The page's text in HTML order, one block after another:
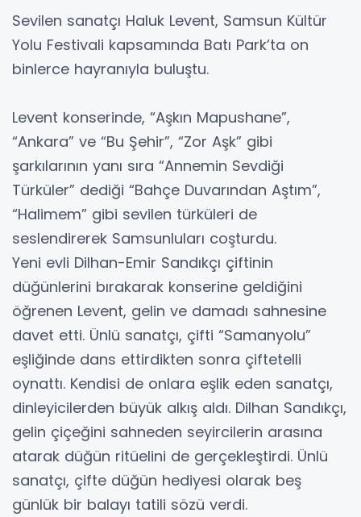
Sevilen sanatçı Haluk Levent, Samsun Kültür
Yolu Festivali kapsamında Batı Park’ta on
binlerce hayranıyla buluştu.
Levent konserinde, “Aşkın Mapushane”,
“Ankara” ve “Bu Şehir”, “Zor Aşk” gibi
şarkılarının yanı sıra “Annemin Sevdiği
Türküler” dediği “Bahçe Duvarından Aştım”,
“Halimem” gibi sevilen türküleri de
seslendirerek Samsunluları coşturdu.
Yeni evli Dilhan-Emir Sandıkçı çiftinin
düğünlerini bırakarak konserine geldiğini
öğrenen Levent, gelin ve damadı sahnesine
davet etti. Ünlü sanatçı, çifti “Samanyolu”
eşliğinde dans ettirdikten sonra çiftetelli
oynattı. Kendisi de onlara eşlik eden sanatçı,
dinleyicilerden büyük alkış aldı. Dilhan Sandıkçı,
gelin çiçeğini sahneden seyircilerin arasına
atarak düğün ritüelini de gerçekleştirdi. Ünlü
sanatçı, çifte düğün hediyesi olarak beş
günlük bir balayı tatili sözü verdi.